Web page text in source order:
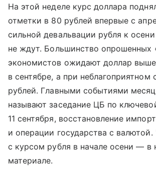
На этой неделе курс доллара
отметки в 80 рублей впервые с
сильной девальвации рубля к
не ждут. Большинство опрошенных
экономистов ожидают доллар
в сентябре, а при
рублей. Главными событиями
называют заседание ЦБ по
11 сентября, восстановление
и операции государства с валютой.
с курсом рубля в начале осени — в
материале.